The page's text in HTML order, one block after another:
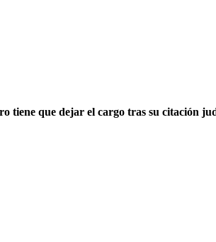
que dejar el cargo tras su citación